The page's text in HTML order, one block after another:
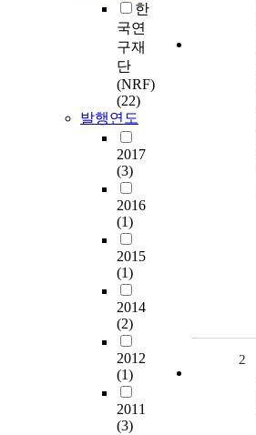
한
국연
구재
단
(NRF)
(22)
발행연도
2017
(3)
2016
(1)
2015
(1)
2014
(2)
2012
(1)
2011
(3)
2